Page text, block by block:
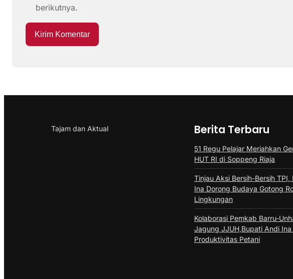
berikutnya.
Tajam dan Aktual Berita Terbaru
51 Regu Pelajar Meriahkan
HUT RI di Soppeng Riaja
Tinjau Aksi Bersih-Bersih
Ina Dorong Budaya Gotong
Lingkungan
Kolaborasi Pemkab Barru-
Jagung JJUH,Bupati Andi
Produktivitas Petani